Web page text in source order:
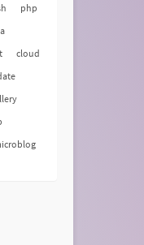
php
cloud